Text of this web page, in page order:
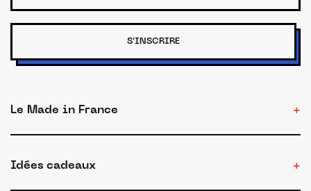
S'INSCRIRE
Le Made in France
Idées cadeaux